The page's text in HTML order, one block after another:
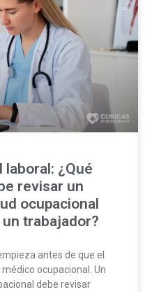
laboral: ¿Qué
revisar un
ocupacional
trabajador?
antes de que el
ocupacional. Un
debe revisar